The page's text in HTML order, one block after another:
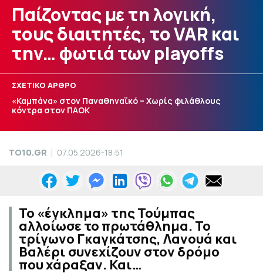
Παίζοντας με τη λογική,
τους διαιτητές, το VAR και
την… φωτιά των playoffs
ΣΧΕΤΙΚΟ ΑΡΘΡΟ
«Καμπάνα» στον Παναθηναϊκό – Χωρίς φιλάθλους
κόντρα στον ΠΑΟΚ
TO10.GR 07.05.2026-18:51
Το «έγκλημα» της Τούμπας
αλλοίωσε το πρωτάθλημα. Το
τρίγωνο Γκαγκάτσης, Λανουά και
Βαλέρι συνεχίζουν στον δρόμο
που χάραξαν. Και…